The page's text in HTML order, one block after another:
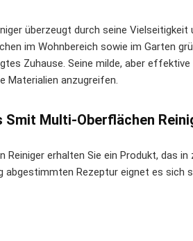
überzeugt durch seine Vielseitigkeit
im Wohnbereich sowie im Garten
Zuhause. Seine milde, aber
Materialien anzugreifen.
Smit Multi-Oberflächen
erhalten Sie ein Produkt, das
abgestimmten Rezeptur eignet es sich